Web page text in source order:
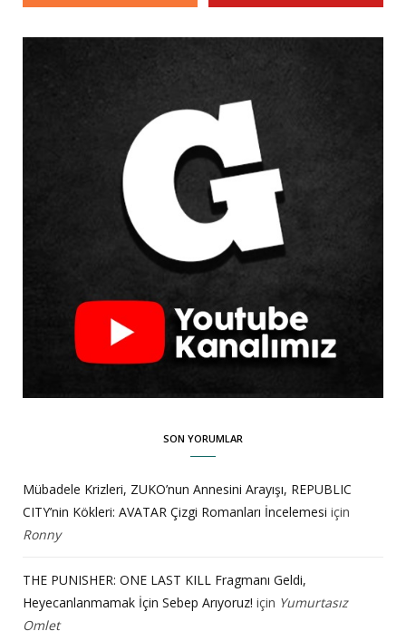
SON YORUMLAR
Mübadele Krizleri, ZUKO’nun Annesini Arayışı, REPUBLIC
CITY’nin Kökleri: AVATAR Çizgi Romanları İncelemesi için
Ronny
THE PUNISHER: ONE LAST KILL Fragmanı Geldi,
Heyecanlanmamak İçin Sebep Arıyoruz! için Yumurtasız
Omlet